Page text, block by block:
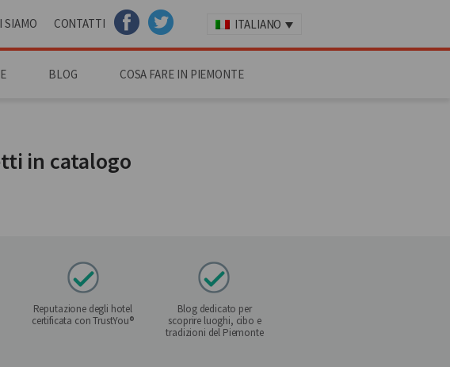
SIAMO CONTATTI
FACEBOOKTWITTER
ITALIANO
BLOG COSA FARE IN PIEMONTE
in catalogo
Reputazione degli hotel
certificata con TrustYou®
Blog dedicato per
scoprire luoghi, cibo e
tradizioni del Piemonte